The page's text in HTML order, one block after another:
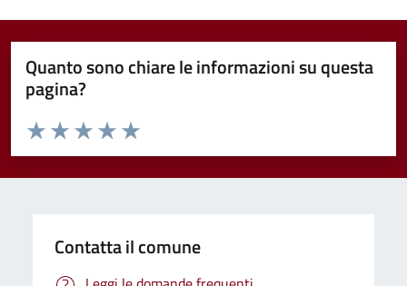
Quanto sono chiare le informazioni su questa
pagina?
Valuta da 1 a 5 stelle la pagina
Valuta 5 stelle su 5
Valuta 4 stelle su 5
Valuta 3 stelle su 5
Valuta 2 stelle su 5
Valuta 1 stelle su 5
Contatta il comune